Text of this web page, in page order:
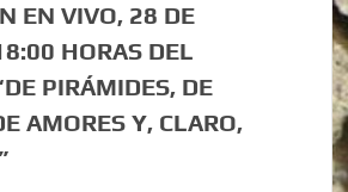
EN VIVO, 28 DE
HORAS DEL
PIRÁMIDES, DE
AMORES Y, CLARO,